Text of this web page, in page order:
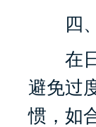
四、
在日
避免过
惯，如